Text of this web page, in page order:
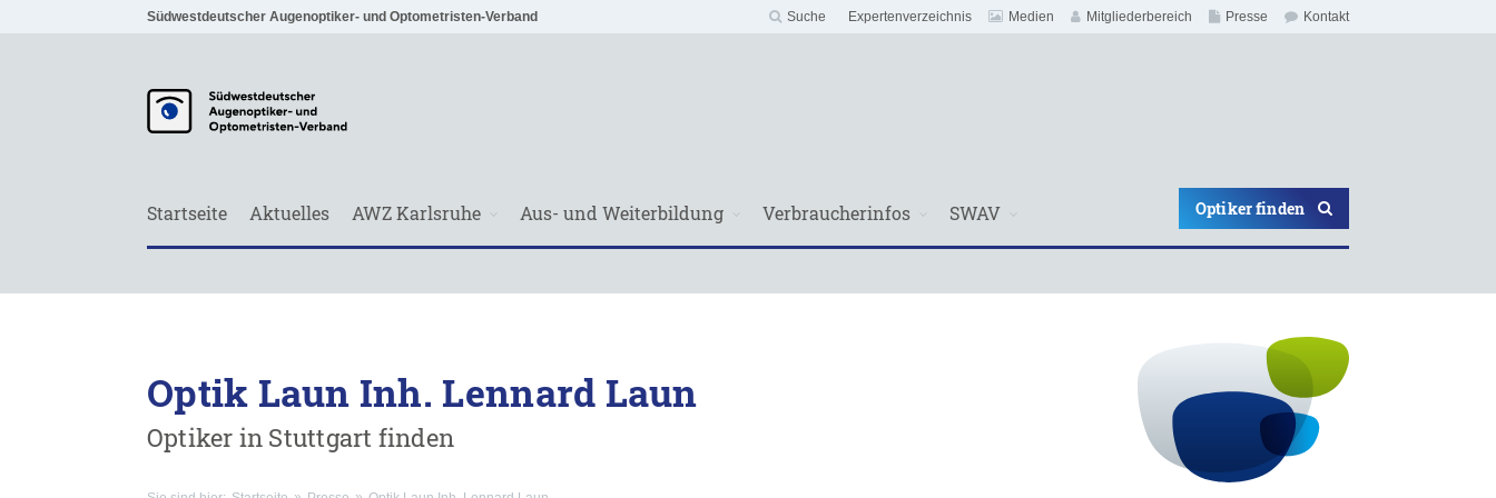
Südwestdeutscher Augenoptiker- und Optometristen-Verband Kontakt
Presse
Mitgliederbereich
Medien
Expertenverzeichnis
Suche
Startseite Aktuelles AWZ Karlsruhe Aus- und Weiterbildung Verbraucherinfos SWAV Optiker finden
Optik Laun Inh. Lennard Laun
Optiker in Stuttgart finden